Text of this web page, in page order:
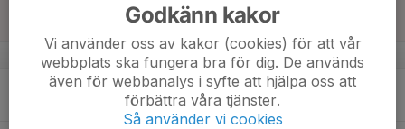
v.38
Godkänn kakor
Vi använder oss av kakor (cookies) för att vår
webbplats ska fungera bra för dig. De används
även för webbanalys i syfte att hjälpa oss att
förbättra våra tjänster.
Så använder vi cookies